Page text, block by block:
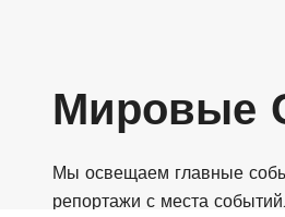
Мировые
Мы освещаем главные
репортажи с места событий.